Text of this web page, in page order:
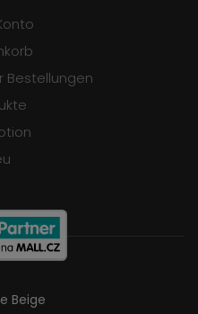
Bestellungen
Beige